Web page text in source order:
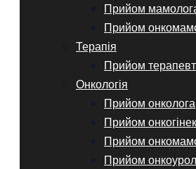
Прийом
Прийом
Терапія
Прийом
Онкологія
Прийом онколога
Прийом
Прийом
Прийом